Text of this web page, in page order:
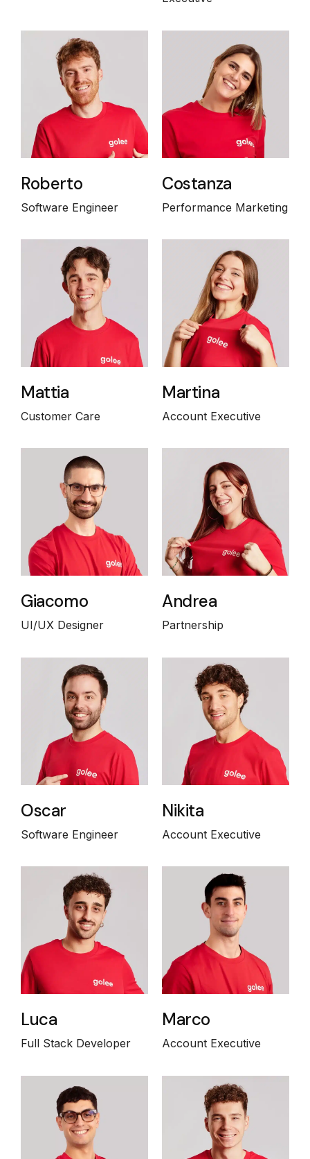
Roberto
Software Engineer
Costanza
Performance Marketing
Mattia
Customer Care
Martina
Account Executive
Giacomo
UI/UX Designer
Andrea
Partnership
Oscar
Software Engineer
Nikita
Account Executive
Luca
Full Stack Developer
Marco
Account Executive